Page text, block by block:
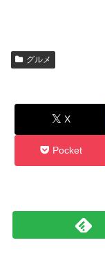
グルメ
X
Pocket